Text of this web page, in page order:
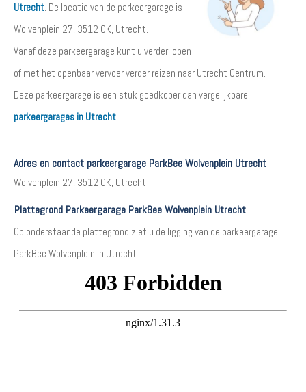
Utrecht. De locatie van de parkeergarage is
Wolvenplein 27, 3512 CK, Utrecht.
Vanaf deze parkeergarage kunt u verder lopen
of met het openbaar vervoer verder reizen naar Utrecht Centrum.
Deze parkeergarage is een stuk goedkoper dan vergelijkbare
parkeergarages in Utrecht.
Adres en contact parkeergarage ParkBee Wolvenplein Utrecht
Wolvenplein 27, 3512 CK, Utrecht
Plattegrond Parkeergarage ParkBee Wolvenplein Utrecht
Op onderstaande plattegrond ziet u de ligging van de parkeergarage
ParkBee Wolvenplein in Utrecht.